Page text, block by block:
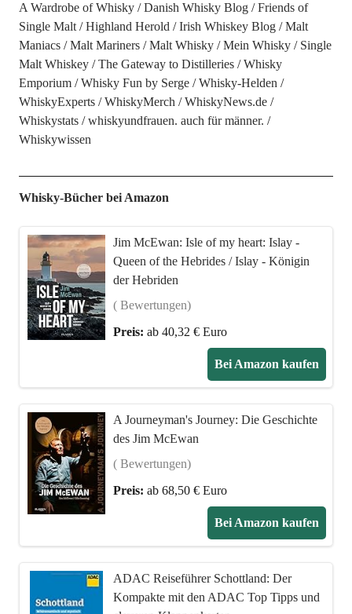
A Wardrobe of Whisky Danish Whisky Blog
Friends of
Single Malt
Highland Herold Irish Whiskey Blog
Malt
Maniacs
Malt Mariners Malt Whisky Mein Whisky
Single
Malt Whiskey
The Gateway to Distilleries
Whisky
Emporium
Whisky Fun by Serge
Whisky-Helden
WhiskyExperts
WhiskyMerch
WhiskyNews.de
Whiskystats
whiskyundfrauen. auch für männer.
Whiskywissen
Whisky-Bücher bei Amazon
Jim McEwan: Isle of my heart: Islay -
Queen of the Hebrides / Islay - Königin
der Hebriden
( Bewertungen)
Preis: ab 40,32 € Euro
Bei Amazon kaufen
A Journeyman's Journey: Die Geschichte
des Jim McEwan
( Bewertungen)
Preis: ab 68,50 € Euro
Bei Amazon kaufen
ADAC Reiseführer Schottland: Der
Kompakte mit den ADAC Top Tipps und